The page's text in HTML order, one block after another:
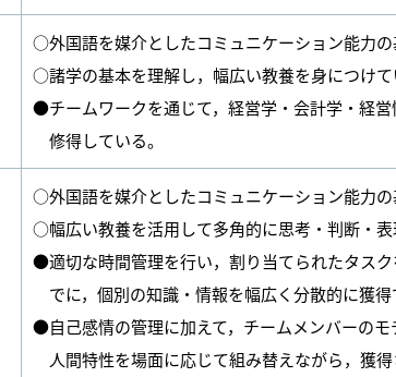
○外国語を媒介としたコミュニケーション能力の
○諸学の基本を理解し，幅広い教養を身につけて
●チームワークを通じて，経営学・会計学・経
修得している。
○外国語を媒介としたコミュニケーション能力
○幅広い教養を活用して多角的に思考・判断・表
●適切な時間管理を行い，割り当てられたタス
でに，個別の知識・情報を幅広く分散的に獲得
●自己感情の管理に加えて，チームメンバーの
人間特性を場面に応じて組み替えながら，獲